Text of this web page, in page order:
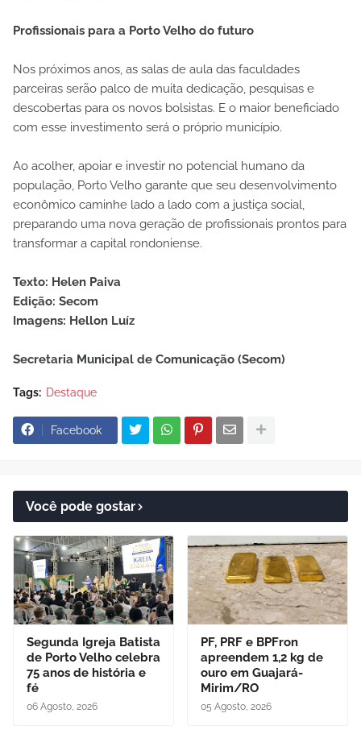
Profissionais para a Porto Velho do futuro
Nos próximos anos, as salas de aula das faculdades
parceiras serão palco de muita dedicação, pesquisas e
descobertas para os novos bolsistas. E o maior beneficiado
com esse investimento será o próprio município.
Ao acolher, apoiar e investir no potencial humano da
população, Porto Velho garante que seu desenvolvimento
econômico caminhe lado a lado com a justiça social,
preparando uma nova geração de profissionais prontos para
transformar a capital rondoniense.
Texto: Helen Paiva
Edição: Secom
Imagens: Hellon Luíz
Secretaria Municipal de Comunicação (Secom)
Tags: Destaque
Facebook
Você pode gostar
Segunda Igreja Batista
de Porto Velho celebra
75 anos de história e
fé
06 Agosto, 2026
PF, PRF e BPFron
apreendem 1,2 kg de
ouro em Guajará-
Mirim/RO
05 Agosto, 2026